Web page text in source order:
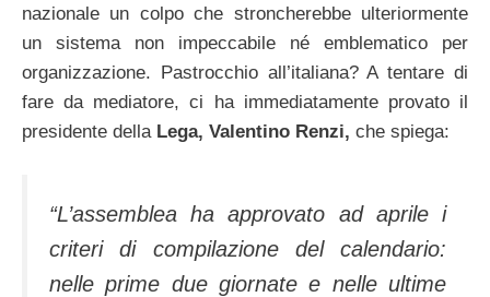
nazionale un colpo che stroncherebbe ulteriormente
un sistema non impeccabile né emblematico per
organizzazione. Pastrocchio all’italiana? A tentare di
fare da mediatore, ci ha immediatamente provato il
presidente della Lega, Valentino Renzi, che spiega:
“L’assemblea ha approvato ad aprile i
criteri di compilazione del calendario:
nelle prime due giornate e nelle ultime